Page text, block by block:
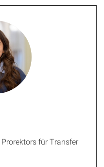
für Transfer